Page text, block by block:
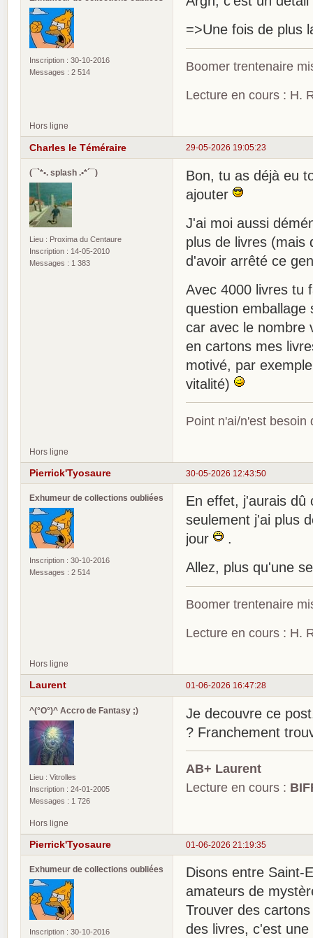
Inscription : 30-10-2016
Messages : 2 514
=>Une fois de plus
Boomer trentenaire
Lecture en cours : H.
Hors ligne
29-05-2026 19:05:23
Charles le Téméraire
(¯`*•. splash .•*´¯)
Lieu : Proxima du Centaure
Inscription : 14-05-2010
Messages : 1 383
Bon, tu as déjà eu
ajouter
J'ai moi aussi
plus de livres (mais
d'avoir arrêté ce
Avec 4000 livres tu
question emballage
car avec le nombre
en cartons mes
motivé, par
vitalité)
Point n'ai/n'est besoin
Hors ligne
30-05-2026 12:43:50
Pierrick'Tyosaure
Exhumeur de collections oubliées
Inscription : 30-10-2016
Messages : 2 514
En effet, j'aurais dû
seulement j'ai plus
jour
.
Allez, plus qu'une
Boomer trentenaire
Lecture en cours : H.
Hors ligne
01-06-2026 16:47:28
Laurent
^(°O°)^ Accro de Fantasy ;)
Lieu : Vitrolles
Inscription : 24-01-2005
Messages : 1 726
Je decouvre ce
? Franchement
AB+ Laurent
Lecture en cours :
Hors ligne
01-06-2026 21:19:35
Pierrick'Tyosaure
Exhumeur de collections oubliées
Inscription : 30-10-2016
Disons entre Saint-
amateurs de
Trouver des
des livres, c'est